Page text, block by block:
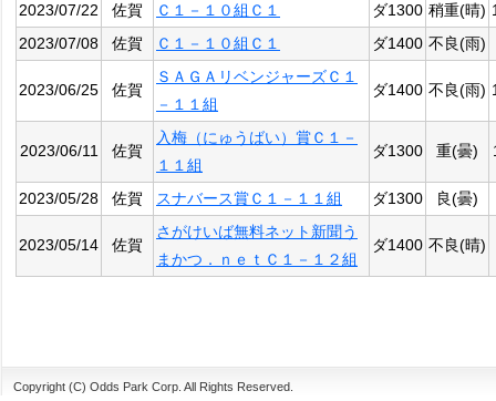
2023/07/22 佐賀 Ｃ１－１０組Ｃ１ ダ1300 稍重(晴)
2023/07/08
佐賀 Ｃ１－１０組Ｃ１ ダ1400 不良(雨)
2023/06/25 佐賀
ＳＡＧＡリベンジャーズＣ１
－１１組
ダ1400 不良(雨)
2023/06/11 佐賀
入梅（にゅうばい）賞Ｃ１－
１１組
ダ1300 重(曇)
2023/05/28 佐賀 スナバース賞Ｃ１－１１組 ダ1300 良(曇)
2023/05/14 佐賀
さがけいば無料ネット新聞う
まかつ．ｎｅｔＣ１－１２組
ダ1400 不良(晴)
Copyright (C) Odds Park Corp. All Rights Reserved.